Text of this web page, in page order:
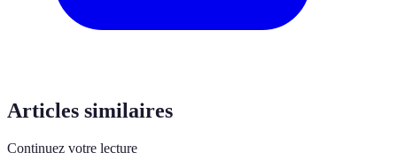
Articles similaires
Continuez votre lecture